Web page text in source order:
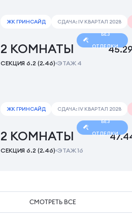
СМОТРЕТЬ ВСЕ
ЖК ГРИНСАЙД СДАЧА: IV КВАРТАЛ 2028
2 КОМНАТЫ
СЕКЦИЯ 6.2 (2.46) ЭТАЖ 4
БЕЗ
ОТДЕЛКИ
ЖК ГРИНСАЙД СДАЧА: IV КВАРТАЛ 2028
2 КОМНАТЫ
СЕКЦИЯ 6.2 (2.46) ЭТАЖ 16
БЕЗ
ОТДЕЛКИ